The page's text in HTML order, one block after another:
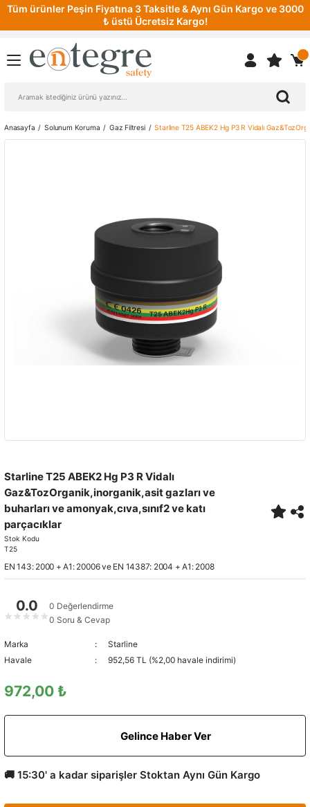
Tüm ürünler Peşin Fiyatına 3 Taksitle & Aynı Gün Kargo ve 3000
₺ üstü Ücretsiz Kargo!
Anasayfa Solunum Koruma Gaz Filtresi Starline T25 ABEK2 Hg P3 R Vidalı
Starline T25 ABEK2 Hg P3 R Vidalı
Gaz&TozOrganik,inorganik,asit gazları ve
buharları ve amonyak,cıva,sınıf2 ve katı
parçacıklar
Stok Kodu
T25
EN 143: 2000 + A1: 20006 ve EN 14387: 2004 + A1: 2008
0.0
★ ★ ★ ★ ★
0 Değerlendirme
0 Soru & Cevap
Marka
Starline
Havale
952,56 TL (%2,00 havale indirimi)
972,00 ₺
Gelince Haber Ver
🚚 15:30' a kadar siparişler Stoktan Aynı Gün Kargo